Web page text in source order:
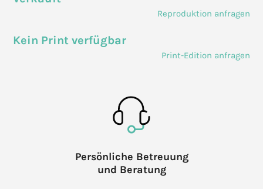
Reproduktion anfragen
Kein Print verfügbar
Print-Edition anfragen
Persönliche Betreuung
und Beratung